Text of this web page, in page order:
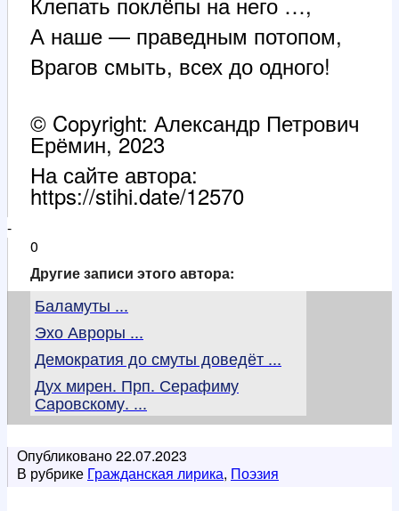
А наше — праведным потопом,
Врагов смыть, всех до одного!
© Copyright: Александр Петрович
Ерёмин, 2023
На сайте автора:
https://stihi.date/12570
-
0
Другие записи этого автора:
Баламуты ...
Эхо Авроры ...
Демократия до смуты доведёт ...
Дух мирен. Прп. Серафиму
Саровскому. ...
Опубликовано22.07.2023
В рубрике Гражданская лирика, Поэзия